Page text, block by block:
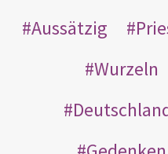
Aussätzig
Wurzeln